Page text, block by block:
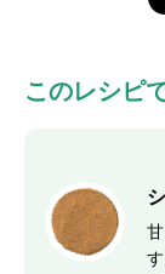
このレシピ